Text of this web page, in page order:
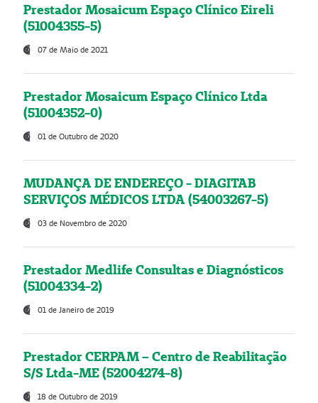
Prestador Mosaicum Espaço Clínico Eireli
(51004355-5)
07 de Maio de 2021
Prestador Mosaicum Espaço Clínico Ltda
(51004352-0)
01 de Outubro de 2020
MUDANÇA DE ENDEREÇO - DIAGITAB
SERVIÇOS MÉDICOS LTDA (54003267-5)
03 de Novembro de 2020
Prestador Medlife Consultas e Diagnósticos
(51004334-2)
01 de Janeiro de 2019
Prestador CERPAM – Centro de Reabilitação
S/S Ltda-ME (52004274-8)
18 de Outubro de 2019